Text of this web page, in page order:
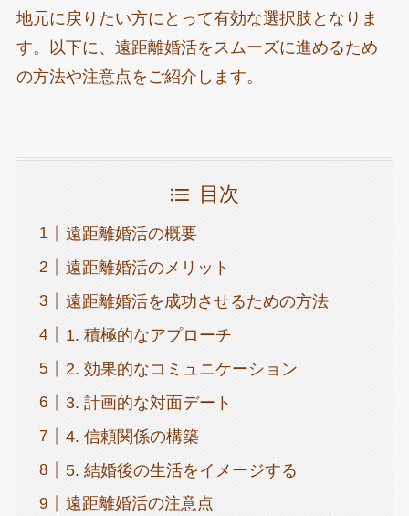
地元に戻りたい方にとって有効な選択肢となりま
す。以下に、遠距離婚活をスムーズに進めるため
の方法や注意点をご紹介します。
目次
遠距離婚活の概要
遠距離婚活のメリット
遠距離婚活を成功させるための方法
1. 積極的なアプローチ
2. 効果的なコミュニケーション
3. 計画的な対面デート
4. 信頼関係の構築
5. 結婚後の生活をイメージする
遠距離婚活の注意点